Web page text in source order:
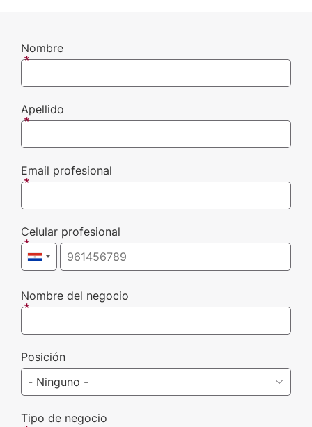
Nombre
Apellido
Email profesional
Celular profesional
Nombre del negocio
Posición
Tipo de negocio